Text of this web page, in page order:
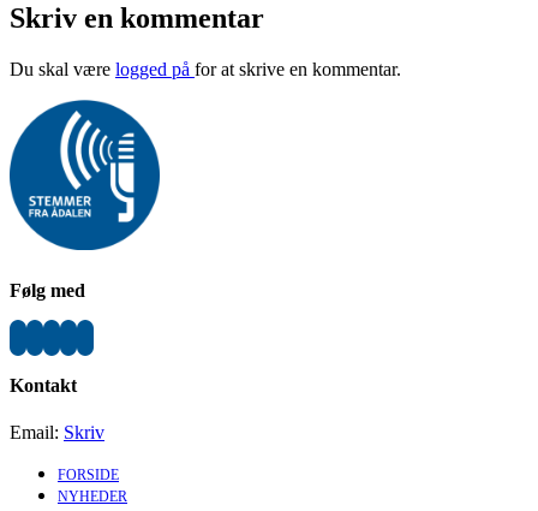
Skriv en kommentar
Du skal være logged på for at skrive en kommentar.
Følg med
Kontakt
Email: Skriv
FORSIDE
NYHEDER